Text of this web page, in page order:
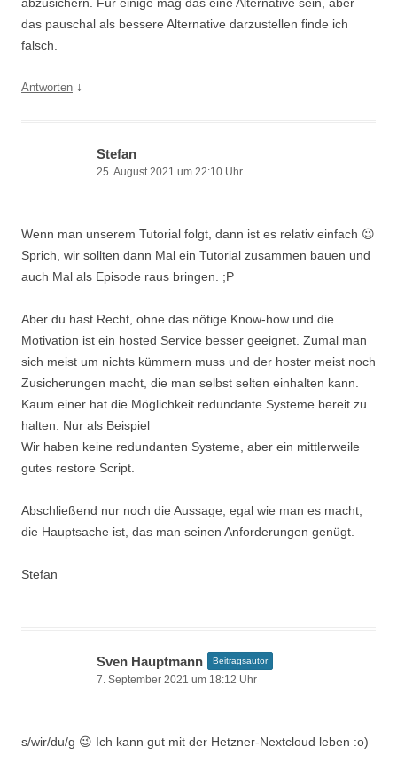
das pauschal als bessere Alternative darzustellen finde ich
falsch.
Antworten ↓
Stefan
25. August 2021 um 22:10 Uhr
Wenn man unserem Tutorial folgt, dann ist es relativ einfach 😉
Sprich, wir sollten dann Mal ein Tutorial zusammen bauen und
auch Mal als Episode raus bringen. ;P
Aber du hast Recht, ohne das nötige Know-how und die
Motivation ist ein hosted Service besser geeignet. Zumal man
sich meist um nichts kümmern muss und der hoster meist noch
Zusicherungen macht, die man selbst selten einhalten kann.
Kaum einer hat die Möglichkeit redundante Systeme bereit zu
halten. Nur als Beispiel
Wir haben keine redundanten Systeme, aber ein mittlerweile
gutes restore Script.
Abschließend nur noch die Aussage, egal wie man es macht,
die Hauptsache ist, das man seinen Anforderungen genügt.
Stefan
Sven Hauptmann Beitragsautor
7. September 2021 um 18:12 Uhr
s/wir/du/g 😉 Ich kann gut mit der Hetzner-Nextcloud leben :o)